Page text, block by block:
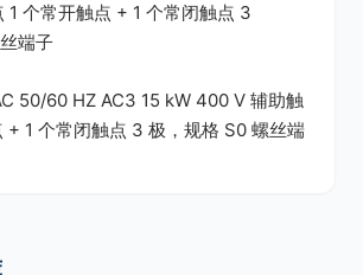
1 个常开触点 + 1 个常闭触点 3
端子
50/60 HZ AC3 15 kW 400 V 辅助触
+ 1 个常闭触点 3 极，规格 S0 螺丝端